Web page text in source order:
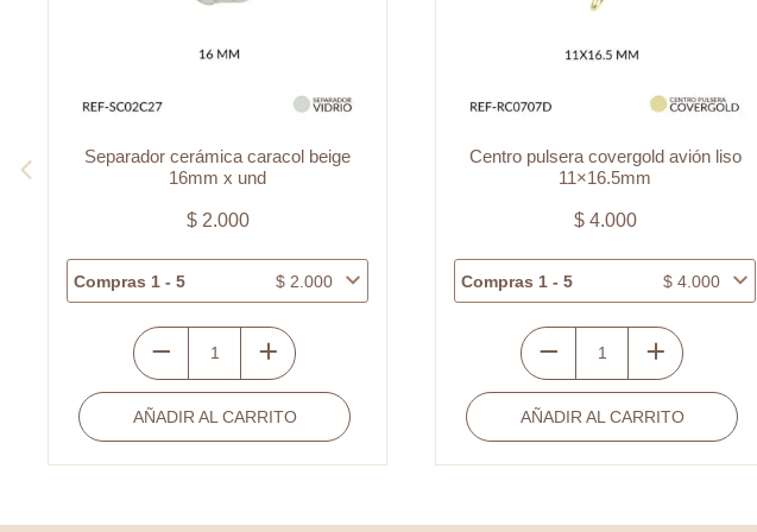
Centro pulsera covergold avión liso
11×16.5mm
$4.000
Compras 1 - 5 $4.000
pulsera
covergold
AÑADIR AL CARRITO
Separador vidrio corazon verde oscuro
puntos azules 17mm x und
$4.300
Compras 1 - 5 $4.300
vidrio
corazon
AÑADIR AL CARRITO